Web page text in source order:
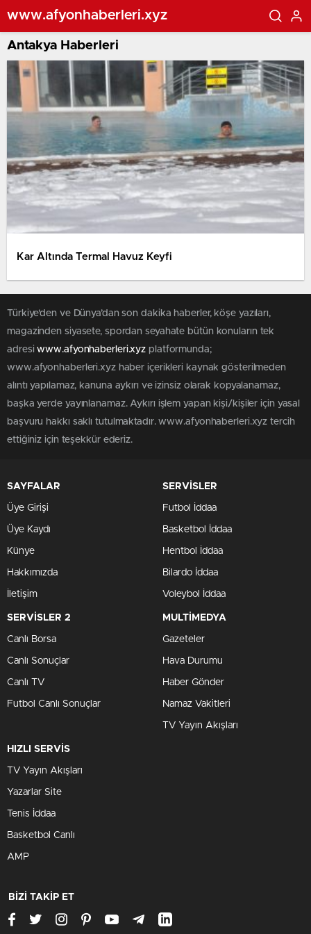
www.afyonhaberleri.xyz
Antakya Haberleri
Kar Altında Termal Havuz Keyfi
Türkiye'den ve Dünya’dan son dakika haberler, köşe yazıları,
magazinden siyasete, spordan seyahate bütün konuların tek
adresiwww.afyonhaberleri.xyz platformunda;
www.afyonhaberleri.xyz haber içerikleri kaynak gösterilmeden
alıntı yapılamaz, kanuna aykırı ve izinsiz olarak kopyalanamaz,
başka yerde yayınlanamaz. Aykırı işlem yapan kişi/kişiler için yasal
başvuru hakkı saklı tutulmaktadır. www.afyonhaberleri.xyz tercih
ettiğiniz için teşekkür ederiz.
SAYFALAR
Üye Girişi
Üye Kaydı
Künye
Hakkımızda
İletişim
SERVİSLER
Futbol İddaa
Basketbol İddaa
Hentbol İddaa
Bilardo İddaa
Voleybol İddaa
SERVİSLER 2
Canlı Borsa
Canlı Sonuçlar
Canlı TV
Futbol Canlı Sonuçlar
MULTİMEDYA
Gazeteler
Hava Durumu
Haber Gönder
Namaz Vakitleri
TV Yayın Akışları
HIZLI SERVİS
TV Yayın Akışları
Yazarlar Site
Tenis İddaa
Basketbol Canlı
AMP
BİZİ TAKİP ET